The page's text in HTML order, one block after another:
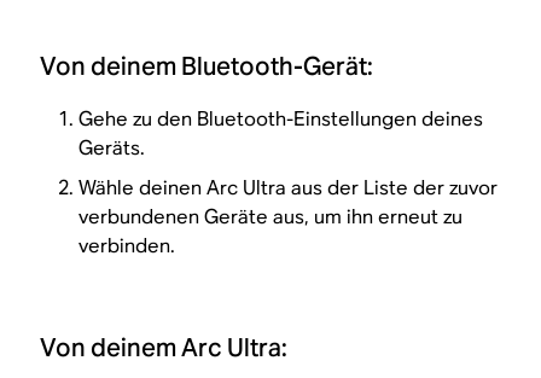
Von deinem Bluetooth-Gerät:
Gehe zu den Bluetooth-Einstellungen deines
Geräts.
Wähle deinen Arc Ultra aus der Liste der zuvor
verbundenen Geräte aus, um ihn erneut zu
verbinden.
Von deinem Arc Ultra: